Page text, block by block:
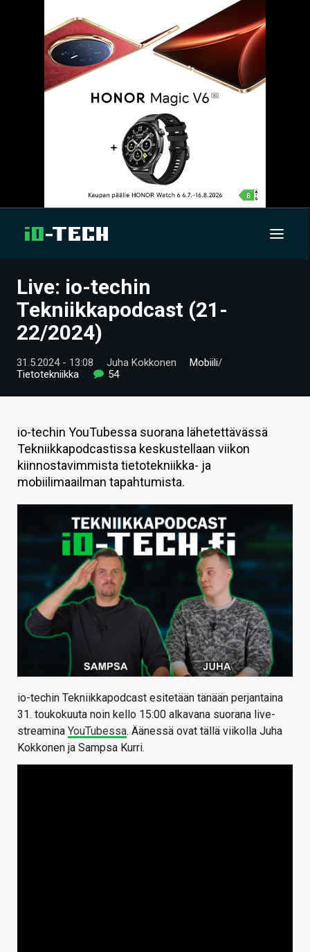
UUTISET
ARTIKKELIT
VIDEOT
HINTA.FI
KAUPPA
VAIHDA TEEMA
HAKU
Live: io-techin
Tekniikkapodcast (21-
22/2024)
31.5.2024 - 13:08 Juha Kokkonen Mobiili/
Tietotekniikka
54
io-techin YouTubessa suorana lähetettävässä
Tekniikkapodcastissa keskustellaan viikon
kiinnostavimmista tietotekniikka- ja
mobiilimaailman tapahtumista.
io-techin Tekniikkapodcast esitetään tänään perjantaina
31. toukokuuta noin kello 15:00 alkavana suorana live-
streamina YouTubessa. Äänessä ovat tällä viikolla Juha
Kokkonen ja Sampsa Kurri.